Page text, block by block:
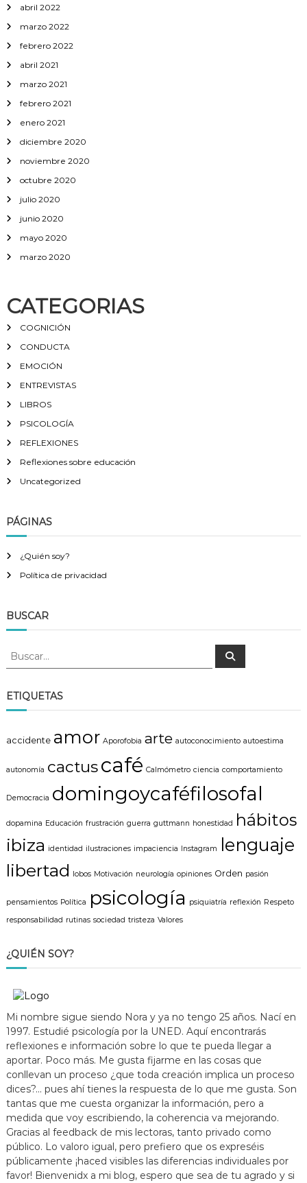
abril 2022
marzo 2022
febrero 2022
abril 2021
marzo 2021
febrero 2021
enero 2021
diciembre 2020
noviembre 2020
octubre 2020
julio 2020
junio 2020
mayo 2020
marzo 2020
CATEGORIAS
COGNICIÓN
CONDUCTA
EMOCIÓN
ENTREVISTAS
LIBROS
PSICOLOGÍA
REFLEXIONES
Reflexiones sobre educación
Uncategorized
PÁGINAS
¿Quién soy?
Política de privacidad
BUSCAR
B
c
a
:
B
ETIQUETAS
accidente amor Aporofobia arte autoconocimiento autoestima
autonomía cactuscafé Calmómetro ciencia comportamiento
Democracia domingoycaféfilosofal
dopamina Educación frustración guerra guttmann honestidad hábitos
ibiza identidad ilustraciones impaciencia Instagram lenguaje
libertad lobos Motivación neurología opiniones Orden pasión
pensamientos Política psicología psiquiatría reflexión Respeto
responsabilidad rutinas sociedad tristeza Valores
¿QUIÉN SOY?
Mi nombre sigue siendo Nora y ya no tengo 25 años. Nací en
1997. Estudié psicología por la UNED. Aquí encontrarás
reflexiones e información sobre lo que te pueda llegar a
aportar. Poco más. Me gusta fijarme en las cosas que
conllevan un proceso ¿que toda creación implica un proceso
dices?... pues ahí tienes la respuesta de lo que me gusta. Son
tantas que me cuesta organizar la información, pero a
medida que voy escribiendo, la coherencia va mejorando.
Gracias al feedback de mis lectoras, tanto privado como
público. Lo valoro igual, pero prefiero que os expreséis
públicamente ¡haced visibles las diferencias individuales por
favor! Bienvenidx a mi blog, espero que sea de tu agrado y si